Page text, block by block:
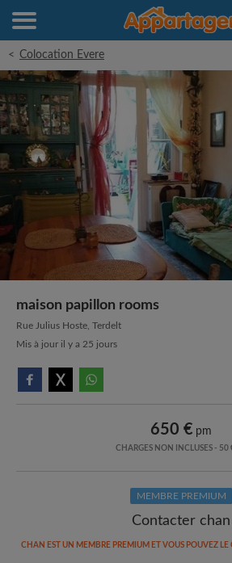
< Colocation Evere
maison papillon rooms
Rue Julius Hoste, Terdelt
Mis à jour il y a 25 jours
650 € pm
CHARGES NON INCLUSES - 50
MEMBRE PREMIUM
Contacter chan
CHAN EST UN MEMBRE PREMIUM ET VOUS POUVEZ LE